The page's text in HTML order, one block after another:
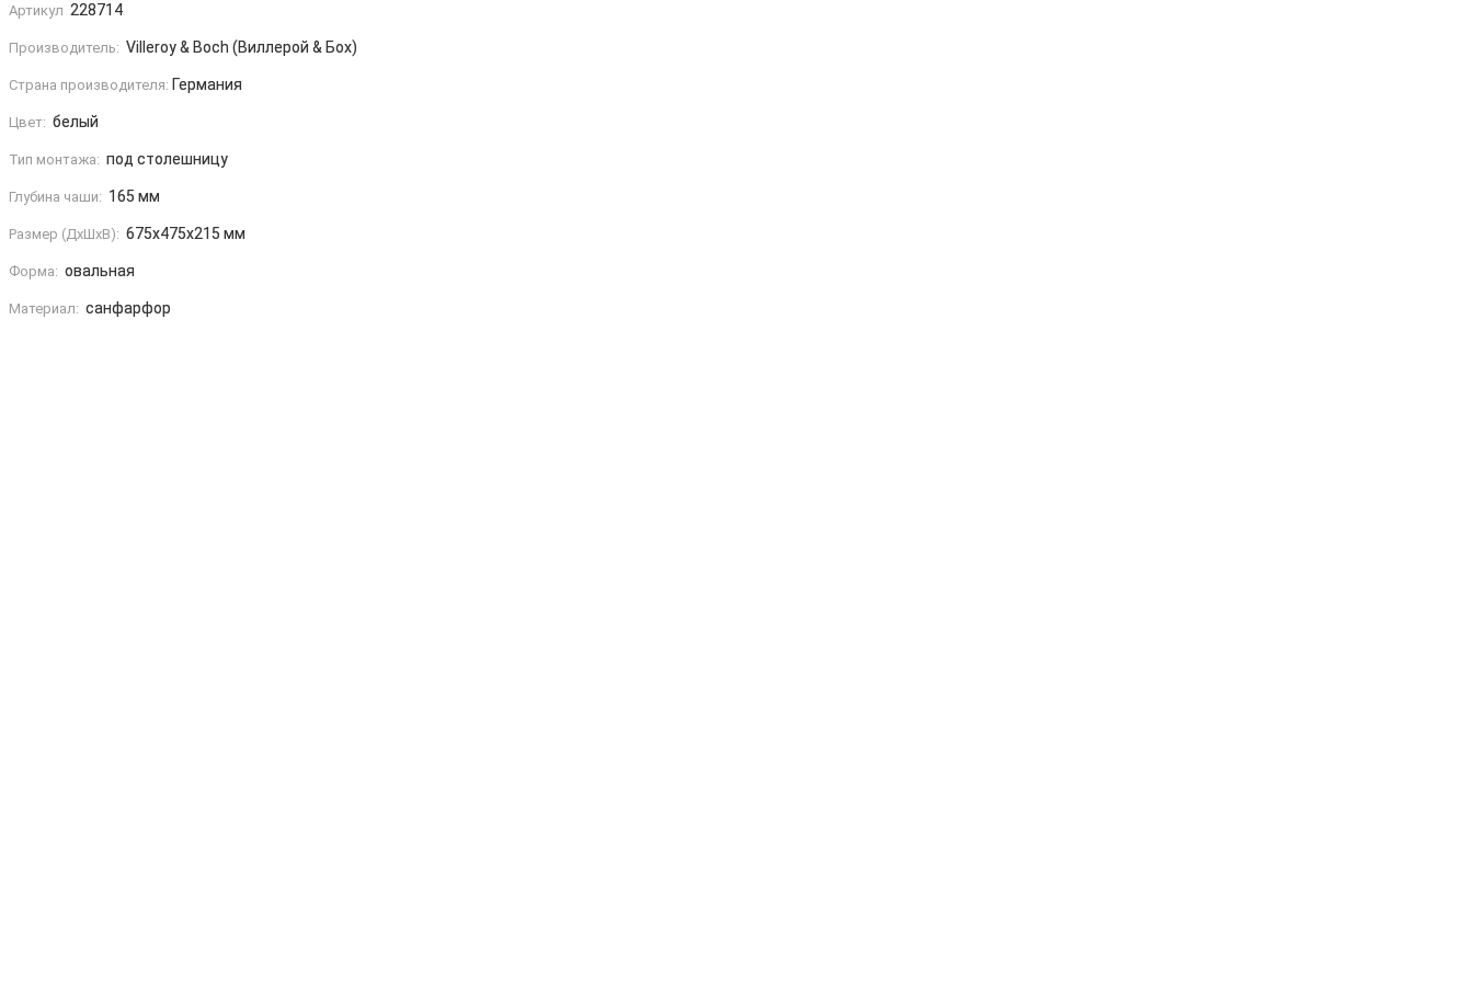
Артикул 228714
Производитель: Villeroy & Boch (Виллерой & Бох)
Страна производителя: Германия
Цвет: белый
Тип монтажа: под столешницу
Глубина чаши: 165 мм
Размер (ДxШxВ): 675x475x215 мм
Форма: овальная
Материал: санфарфор